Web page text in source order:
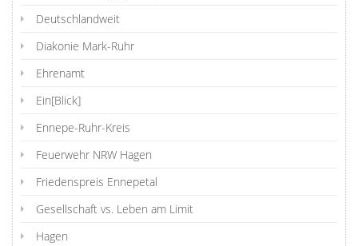
Deutschlandweit
Diakonie Mark-Ruhr
Ehrenamt
Ein[Blick]
Ennepe-Ruhr-Kreis
Feuerwehr NRW Hagen
Friedenspreis Ennepetal
Gesellschaft vs. Leben am Limit
Hagen